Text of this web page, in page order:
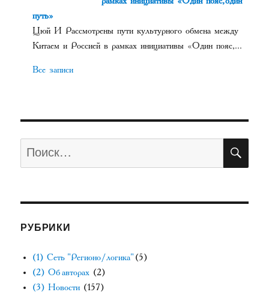
путь»
Цюй И Рассмотрены пути культурного обмена между
Китаем и Россией в рамках инициативы «Один пояс,...
Все записи
РУБРИКИ
(1) Сеть "Регионо/логика"(5)
(2) Об авторах (2)
(3) Новости (157)